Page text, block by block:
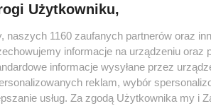
Użytkowniku,
naszych 1160 zaufanych partnerów oraz
informacje na urządzeniu oraz
informacje wysyłane przez
reklam, wybór
usług. Za zgodą Użytkownika my i